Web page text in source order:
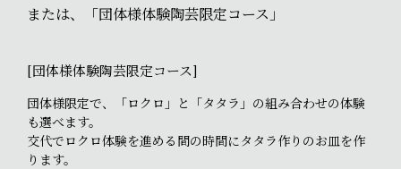
または、「団体様体験陶芸限定コース」
[団体様体験陶芸限定コース]
団体様限定で、「ロクロ」と「タタラ」の組み合わせの体験
も選べます。
交代でロクロ体験を進める間の時間にタタラ作りのお皿を作
ります。